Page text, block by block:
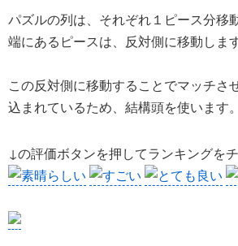
パズルの列は、それぞれ１ピース分移
端にあるピースは、反対側に移動します
この反対側に移動することでマッチさ
込まれているため、結構頭を使います。
↓の評価ボタンを押してランキングをチ